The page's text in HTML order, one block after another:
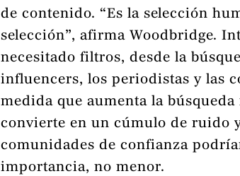
de contenido. “Es la selección
selección”, afirma Woodbridge.
necesitado filtros, desde la
influencers, los periodistas y las
medida que aumenta la
convierte en un cúmulo de ruido
comunidades de confianza
importancia, no menor.